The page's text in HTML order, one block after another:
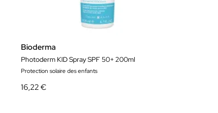
Bioderma
Photoderm KID Spray SPF 50+ 200ml
Protection solaire des enfants
16,22 €